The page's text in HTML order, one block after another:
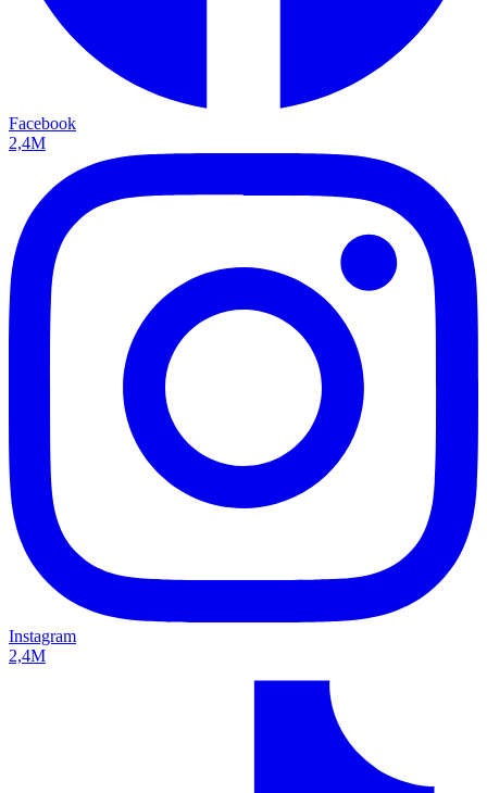
Facebook
2,4M
Instagram
2,4M